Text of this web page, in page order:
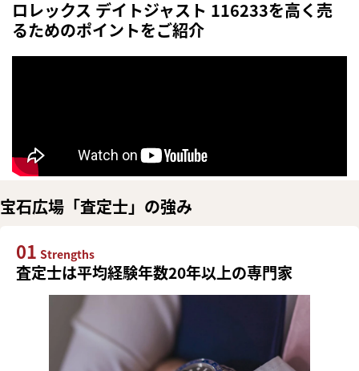
ロレックス デイトジャスト 116233を高く売
るためのポイントをご紹介
宝石広場「査定士」の強み
01 Strengths
査定士は平均経験年数20年以上の専門家